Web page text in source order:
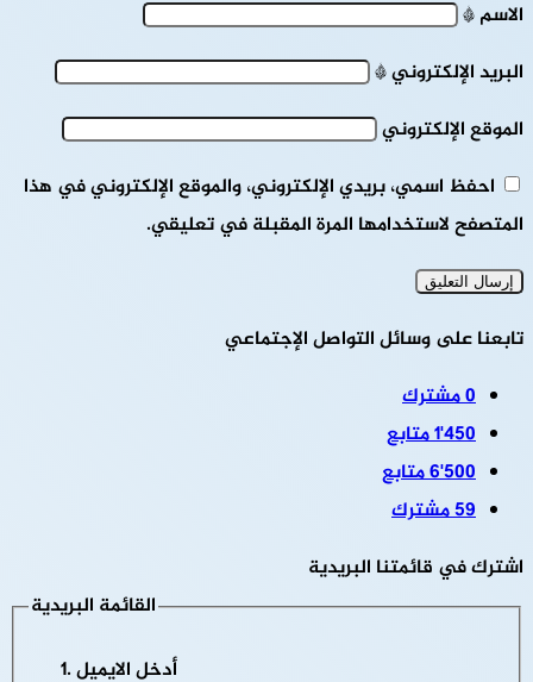
الاسم*
البريد الإلكتروني*
الموقع الإلكتروني
احفظ اسمي، بريدي الإلكتروني، والموقع الإلكتروني في هذا
المتصفح لاستخدامها المرة المقبلة في تعليقي.
تابعنا على وسائل التواصل الإجتماعي
0مشترك
1٬450متابع
6٬500متابع
59مشترك
اشترك في قائمتنا البريدية
القائمة البريدية